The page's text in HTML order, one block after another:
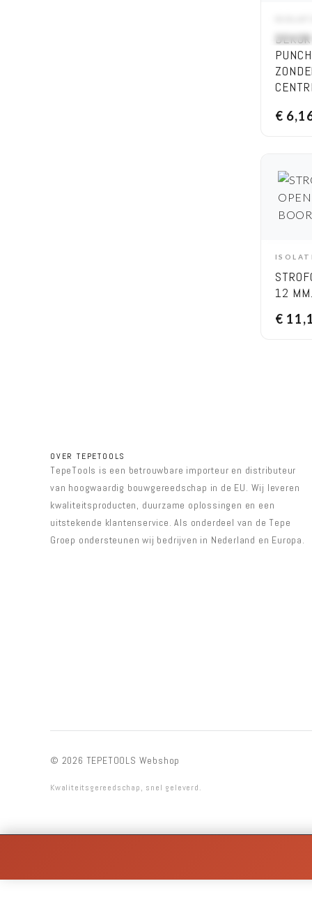
€
12
€
OVER TEPETOOLS
TepeTools is een betrouwbare importeur en distributeur
van hoogwaardig bouwgereedschap in de EU. Wij leveren
kwaliteitsproducten, duurzame oplossingen en een
uitstekende klantenservice. Als onderdeel van de Tepe
Groep ondersteunen wij bedrijven in Nederland en Europa.
© 2026 TEPETOOLS Webshop
Kwaliteitsgereedschap, snel geleverd.